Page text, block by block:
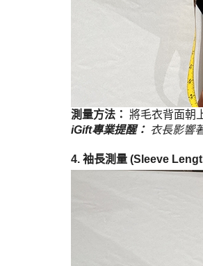
測量方法： 將毛衣背面朝
iGift專業提醒： 衣長影響
4. 袖長測量 (Sleeve